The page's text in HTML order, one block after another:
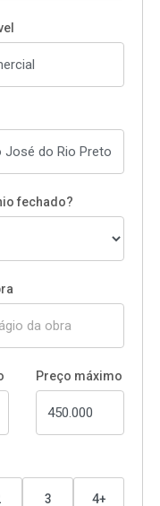
fechado?
Preço máximo
3 4+